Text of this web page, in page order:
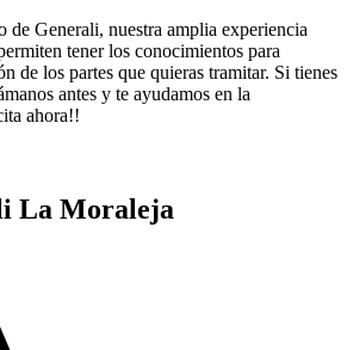
de Generali, nuestra amplia experiencia
tener los conocimientos para
de los partes que quieras tramitar. Si tienes
antes y te ayudamos en la
ahora!!
La Moraleja